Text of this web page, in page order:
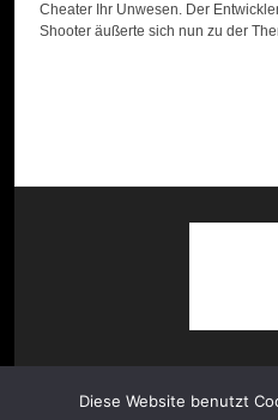
Cheater Ihr Unwesen. Der
Shooter äußerte sich nun zu der
© Copyright 2022 Survivalcore.de
Diese Website benutzt